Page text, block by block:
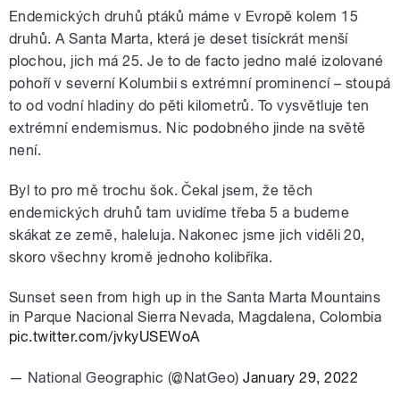
Endemických druhů ptáků máme v Evropě kolem 15
druhů. A Santa Marta, která je deset tisíckrát menší
plochou, jich má 25. Je to de facto jedno malé izolované
pohoří v severní Kolumbii s extrémní prominencí – stoupá
to od vodní hladiny do pěti kilometrů. To vysvětluje ten
extrémní endemismus. Nic podobného jinde na světě
není.
Byl to pro mě trochu šok. Čekal jsem, že těch
endemických druhů tam uvidíme třeba 5 a budeme
skákat ze země, haleluja. Nakonec jsme jich viděli 20,
skoro všechny kromě jednoho kolibříka.
Sunset seen from high up in the Santa Marta Mountains
in Parque Nacional Sierra Nevada, Magdalena, Colombia
pic.twitter.com/jvkyUSEWoA
— National Geographic (@NatGeo)January 29, 2022